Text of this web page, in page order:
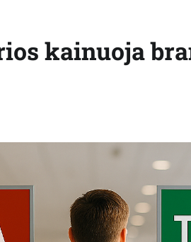
kainuoja